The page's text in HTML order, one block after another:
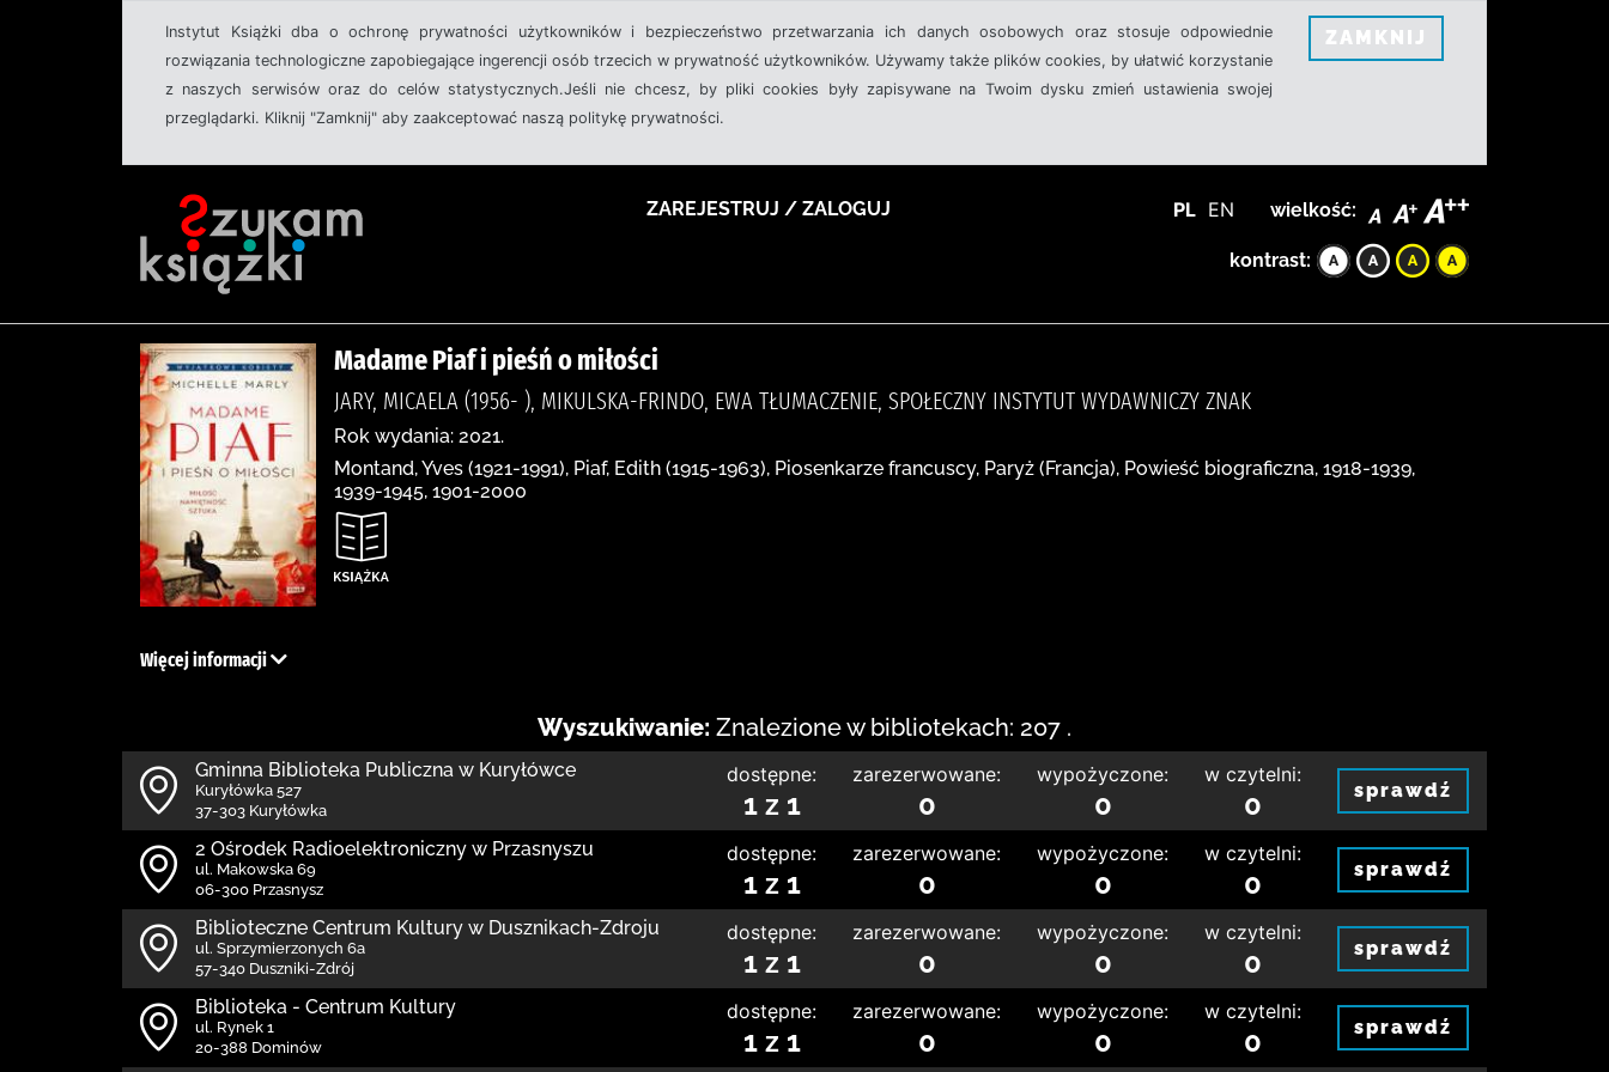
Instytut Książki dba o ochronę prywatności użytkowników i bezpieczeństwo przetwarzania ich danych osobowych oraz stosuje odpowiednie
rozwiązania technologiczne zapobiegające ingerencji osób trzecich w prywatność użytkowników. Używamy także plików cookies, by ułatwić korzystanie
z naszych serwisów oraz do celów statystycznych.Jeśli nie chcesz, by pliki cookies były zapisywane na Twoim dysku zmień ustawienia swojej
przeglądarki. Kliknij "Zamknij" aby zaakceptować naszą politykę prywatności.
ZAMKNIJ
ZAREJESTRUJ / ZALOGUJ PL EN wielkość:
kontrast:
Madame Piaf i pieśń o miłości
JARY, MICAELA (1956- ), MIKULSKA-FRINDO, EWA TŁUMACZENIE, SPOŁECZNY INSTYTUT WYDAWNICZY ZNAK
Rok wydania: 2021.
Montand, Yves (1921-1991), Piaf, Edith (1915-1963), Piosenkarze francuscy, Paryż (Francja), Powieść biograficzna, 1918-1939,
1939-1945, 1901-2000
Więcej informacji
Wyszukiwanie: Znalezione w bibliotekach: 207 .
Gminna Biblioteka Publiczna w Kuryłówce
Kuryłówka 527
37-303 Kuryłówka
dostępne:
1 z 1
zarezerwowane:
0
wypożyczone:
0
w czytelni:
0 sprawdź
2 Ośrodek Radioelektroniczny w Przasnyszu
ul. Makowska 69
06-300 Przasnysz
dostępne:
1 z 1
zarezerwowane:
0
wypożyczone:
0
w czytelni:
0 sprawdź
Biblioteczne Centrum Kultury w Dusznikach-Zdroju
ul. Sprzymierzonych 6a
57-340 Duszniki-Zdrój
dostępne:
1 z 1
zarezerwowane:
0
wypożyczone:
0
w czytelni:
0 sprawdź
Biblioteka - Centrum Kultury
ul. Rynek 1
20-388 Dominów
dostępne:
1 z 1
zarezerwowane:
0
wypożyczone:
0
w czytelni:
0 sprawdź